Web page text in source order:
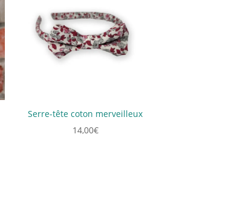
Serre-tête coton merveilleux
14,00€